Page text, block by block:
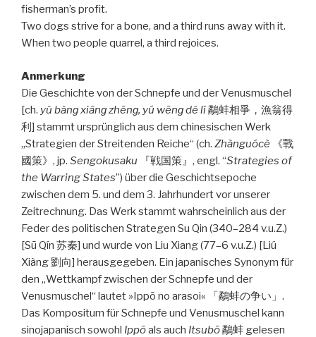
fisherman’s profit.
Two dogs strive for a bone, and a third runs away with it.
When two people quarrel, a third rejoices.
Anmerkung
Die Geschichte von der Schnepfe und der Venusmuschel
[ch. yù bànɡ xiānɡ zhēnɡ, yú wēnɡ dé lì鷸蚌相爭，漁翁得
利] stammt ursprünglich aus dem chinesischen Werk
„Strategien der Streitenden Reiche“ (ch. Zhànguócè 《戰
國策》, jp. Sengokusaku 『戦国策』, engl. “Strategies of
the Warring States”) über die Geschichtsepoche
zwischen dem 5. und dem 3. Jahrhundert vor unserer
Zeitrechnung. Das Werk stammt wahrscheinlich aus der
Feder des politischen Strategen Su Qin (340–284 v.u.Z.)
[Sū Qín 苏秦] und wurde von Liu Xiang (77–6 v.u.Z.) [Liú
Xiàng 劉向] herausgegeben. Ein japanisches Synonym für
den „Wettkampf zwischen der Schnepfe und der
Venusmuschel“ lautet »Ippō no arasoi« 「鷸蚌の争い」.
Das Kompositum für Schnepfe und Venusmuschel kann
sinojapanisch sowohl Ippōals auch Itsubō鷸蚌 gelesen